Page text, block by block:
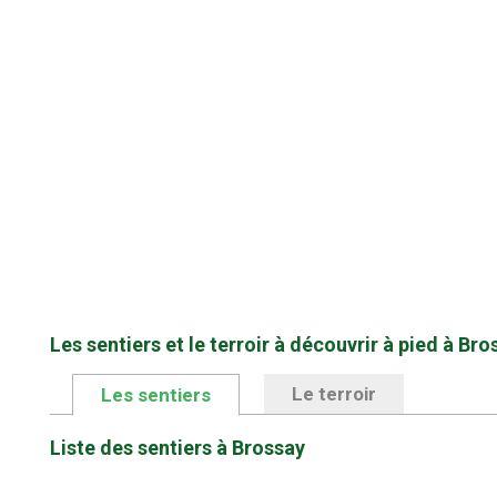
Les sentiers et le terroir à découvrir à pied à
Les sentiers Le terroir
Liste des sentiers à Brossay